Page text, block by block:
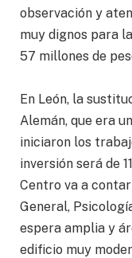
observación y
muy dignos para
57 millones de
En León, la
Alemán, que era
iniciaron los
inversión será de
Centro va a
General,
espera amplia y
edificio muy